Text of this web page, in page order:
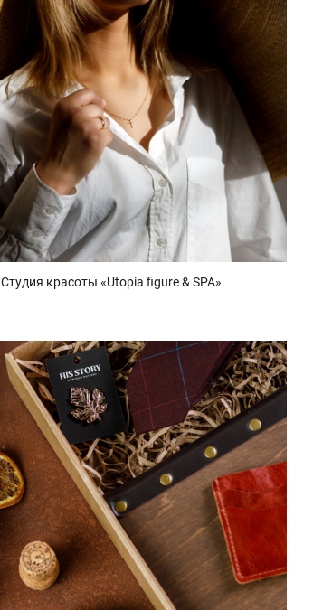
Студия красоты «Utopia figure & SPA»